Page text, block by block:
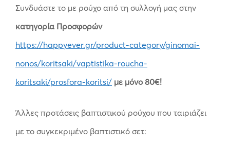
Συνδυάστε το με ρούχο από τη συλλογή μας στην
κατηγορία Προσφορών
https://happyever.gr/product-category/ginomai-
nonos/koritsaki/vaptistika-roucha-
koritsaki/prosfora-koritsi/ με μόνο 80€!
Άλλες προτάσεις βαπτιστικού ρούχου που ταιριάζει
με το συγκεκριμένο βαπτιστικό σετ: